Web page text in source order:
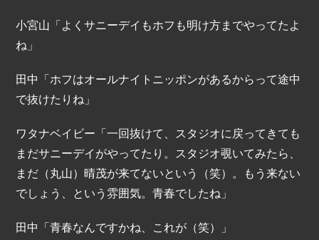
小宮山「よくサニーデイもホフも明け方までやってたよ
ね」
田中「ホフはオールナイトニッポンがあるからって途中
で抜けたりね」
ワタナベイビー「一回抜けて、スタジオに戻ってきても
まだサニーデイがやってたり。スタジオ覗いてみたら、
まだ（丸山）晴茂が来てないという（笑）。もう来ない
でしょう、という雰囲気。青春でしたね」
田中「青春なんですかね、これが（笑）」